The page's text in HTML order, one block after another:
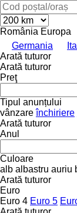
România Europa
Germania
Arată tuturor
Arată tuturor
Preţ
Tipul anunțului
vânzare închiriere
Arată tuturor
Anul
Culoare
alb albastru auriu
Arată tuturor
Euro
Euro 4 Euro 5